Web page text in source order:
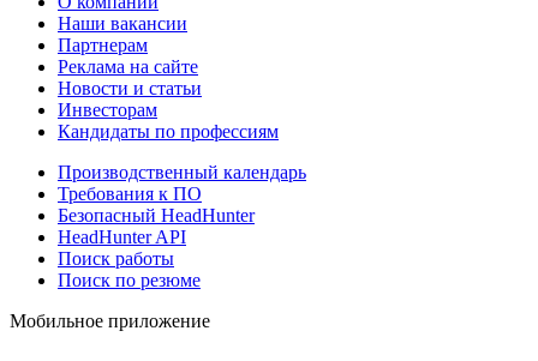
Наши вакансии
Партнерам
Реклама на сайте
Новости и статьи
Инвесторам
Кандидаты по профессиям
Производственный календарь
Требования к ПО
Безопасный HeadHunter
HeadHunter API
Поиск работы
Поиск по резюме
Мобильное приложение